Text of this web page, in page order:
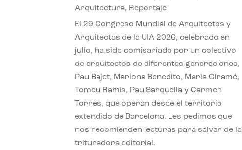
Arquitectura, Reportaje
El 29 Congreso Mundial de Arquitectos y
Arquitectas de la UIA 2026, celebrado en
julio, ha sido comisariado por un colectivo
de arquitectos de diferentes generaciones,
Pau Bajet, Mariona Benedito, Maria Giramé,
Tomeu Ramis, Pau Sarquella y Carmen
Torres, que operan desde el territorio
extendido de Barcelona. Les pedimos que
nos recomienden lecturas para salvar de la
trituradora editorial.